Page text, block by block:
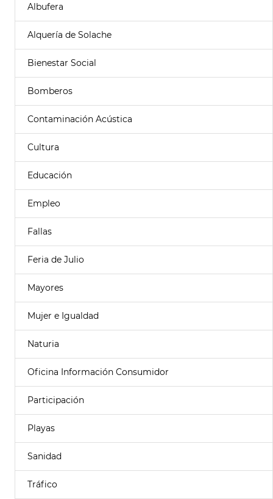
Albufera
Alquería de Solache
Bienestar Social
Bomberos
Contaminación Acústica
Cultura
Educación
Empleo
Fallas
Feria de Julio
Mayores
Mujer e Igualdad
Naturia
Oficina Información Consumidor
Participación
Playas
Sanidad
Tráfico